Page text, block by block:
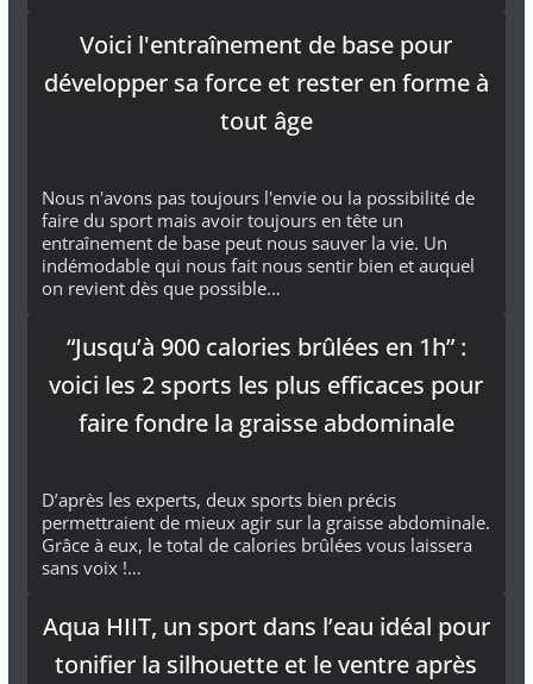
Voici l'entraînement de base pour
développer sa force et rester en forme à
tout âge
Nous n'avons pas toujours l'envie ou la possibilité de
faire du sport mais avoir toujours en tête un
entraînement de base peut nous sauver la vie. Un
indémodable qui nous fait nous sentir bien et auquel
on revient dès que possible…
“Jusqu’à 900 calories brûlées en 1h” :
voici les 2 sports les plus efficaces pour
faire fondre la graisse abdominale
D’après les experts, deux sports bien précis
permettraient de mieux agir sur la graisse abdominale.
Grâce à eux, le total de calories brûlées vous laissera
sans voix !…
Aqua HIIT, un sport dans l’eau idéal pour
tonifier la silhouette et le ventre après